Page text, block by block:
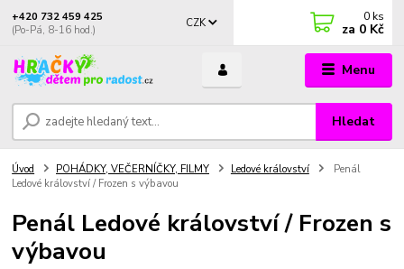
Menu
CZK
Hledat
+420 732 459 425
(Po-Pá, 8-16 hod.)
0 ks
za 0 Kč
Úvod POHÁDKY, VEČERNÍČKY, FILMY Ledové království
Penál
Ledové království / Frozen s výbavou
Penál Ledové království / Frozen s
výbavou